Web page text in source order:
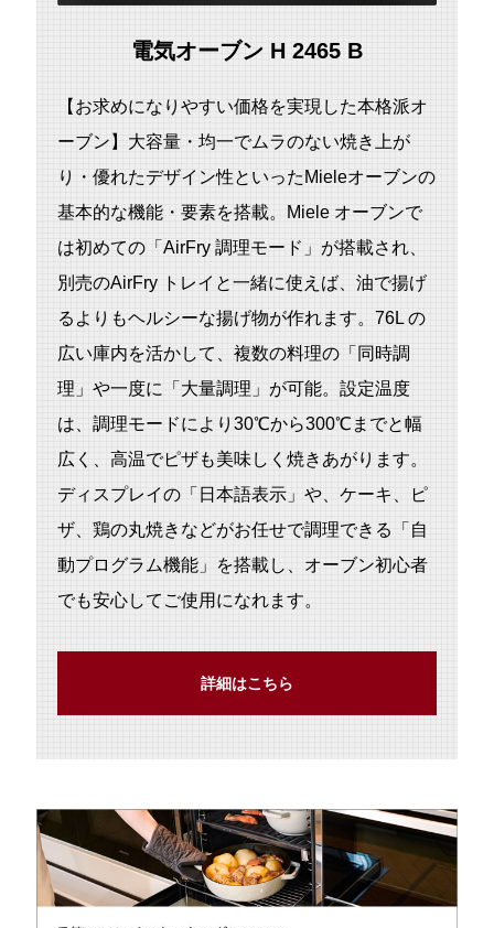
電気オーブン H 2465 B
【お求めになりやすい価格を実現した本格派オ
ーブン】⼤容量・均⼀でムラのない焼き上が
り・優れたデザイン性といったMieleオーブンの
基本的な機能・要素を搭載。Miele オーブンで
は初めての「AirFry 調理モード」が搭載され、
別売のAirFry トレイと⼀緒に使えば、油で揚げ
るよりもヘルシーな揚げ物が作れます。76L の
広い庫内を活かして、複数の料理の「同時調
理」や⼀度に「⼤量調理」が可能。設定温度
は、調理モードにより30℃から300℃までと幅
広く、高温でピザも美味しく焼きあがります。
ディスプレイの「⽇本語表⽰」や、ケーキ、ピ
ザ、鶏の丸焼きなどがお任せで調理できる「⾃
動プログラム機能」を搭載し、オーブン初⼼者
でも安⼼してご使⽤になれます。
詳細はこちら